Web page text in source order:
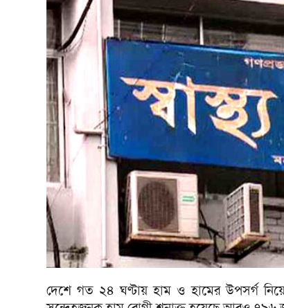
দেশে গত ২৪ ঘণ্টায় হাম ও হামের উপসর্গ